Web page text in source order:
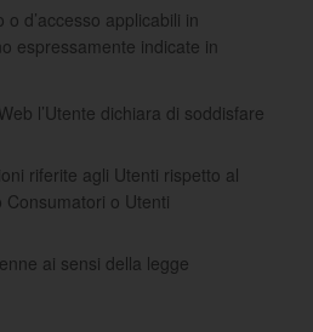
o d’accesso applicabili in
espressamente indicate in
l’Utente dichiara di soddisfare
riferite agli Utenti rispetto al
o Utenti
ai sensi della legge